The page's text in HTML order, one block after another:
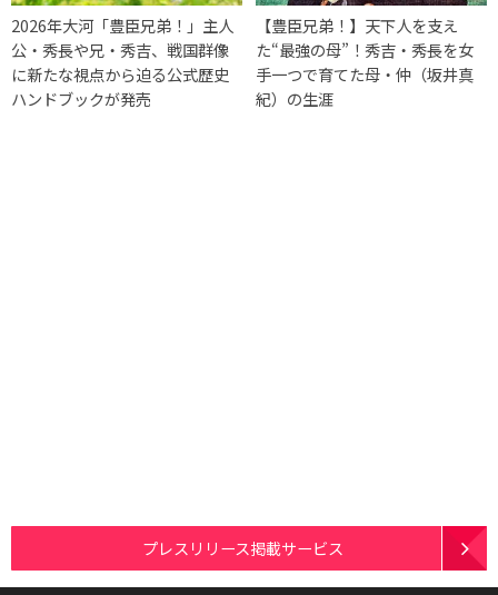
2026年大河「豊臣兄弟！」主人
公・秀長や兄・秀吉、戦国群像
に新たな視点から迫る公式歴史
ハンドブックが発売
【豊臣兄弟！】天下人を支え
た“最強の母”！秀吉・秀長を女
手一つで育てた母・仲（坂井真
紀）の生涯
プレスリリース掲載サービス